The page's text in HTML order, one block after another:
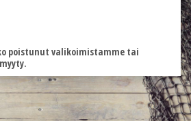
poistunut valikoimistamme tai